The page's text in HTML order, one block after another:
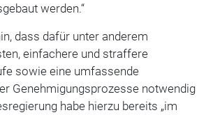
werden.“
dass dafür unter anderem
einfachere und straffere
sowie eine umfassende
Genehmigungsprozesse notwendig
habe hierzu bereits „im